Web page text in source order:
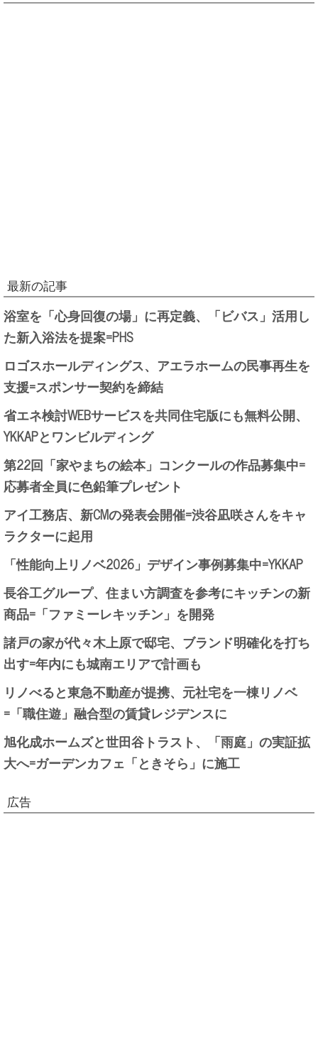
最新の記事
浴室を「心身回復の場」に再定義、「ビバス」活用し
た新入浴法を提案=PHS
ロゴスホールディングス、アエラホームの民事再生を
支援=スポンサー契約を締結
省エネ検討WEBサービスを共同住宅版にも無料公開、
YKKAPとワンビルディング
第22回「家やまちの絵本」コンクールの作品募集中=
応募者全員に色鉛筆プレゼント
アイ工務店、新CMの発表会開催=渋谷凪咲さんをキャ
ラクターに起用
「性能向上リノベ2026」デザイン事例募集中=YKKAP
長谷工グループ、住まい方調査を参考にキッチンの新
商品=「ファミーレキッチン」を開発
諸戸の家が代々木上原で邸宅、ブランド明確化を打ち
出す=年内にも城南エリアで計画も
リノべると東急不動産が提携、元社宅を一棟リノベ
=「職住遊」融合型の賃貸レジデンスに
旭化成ホームズと世田谷トラスト、「雨庭」の実証拡
大へ=ガーデンカフェ「ときそら」に施工
広告